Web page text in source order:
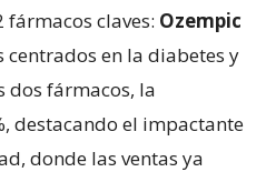
claves: Ozempic
centrados en la diabetes y
dos fármacos, la
destacando el impactante
donde las ventas ya